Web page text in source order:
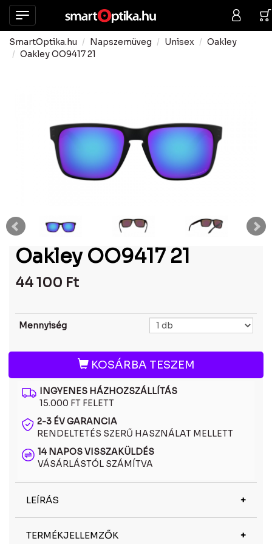
SmartOptika.hu Napszemüveg Unisex
Oakley
Oakley OO9417 21
Oakley OO9417 21
44 100 Ft
Mennyiség
KOSÁRBA TESZEM
INGYENES HÁZHOZSZÁLLÍTÁS
15.000 FT FELETT
2-3 ÉV GARANCIA
RENDELTETÉS SZERŰ HASZNÁLAT MELLETT
14 NAPOS VISSZAKÜLDÉS
VÁSÁRLÁSTÓL SZÁMÍTVA
LEÍRÁS
látáskomfortot és a teljesítményt egyesíti. A
TERMÉKJELLEMZŐK